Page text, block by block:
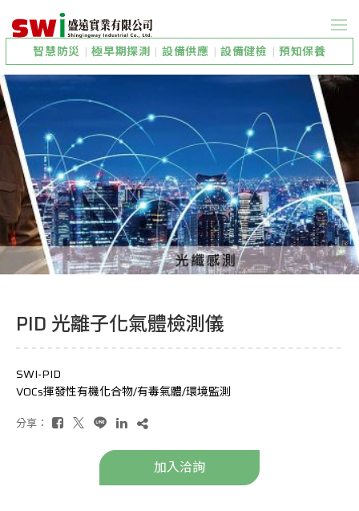
智慧防災 | 極早期探測 | 設備供應 | 設備健檢 | 預知保養
PID 光離子化氣體檢測儀
SWI-PID
VOCs揮發性有機化合物/有毒氣體/環境監測
分享：
加入洽詢